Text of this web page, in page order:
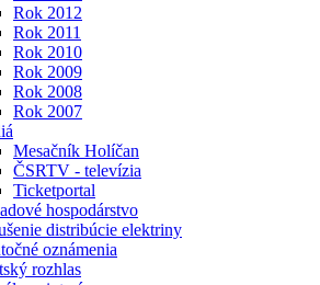
Rok 2012
Rok 2011
Rok 2010
Rok 2009
Rok 2008
Rok 2007
Mesačník Holíčan
ČSRTV - televízia
Ticketportal
hospodárstvo
distribúcie elektriny
oznámenia
rozhlas